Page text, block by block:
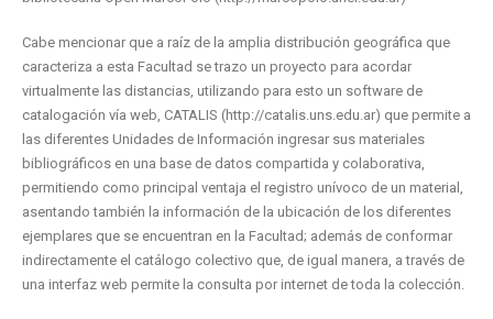
Cabe mencionar que a raíz de la amplia distribución geográfica que
caracteriza a esta Facultad se trazo un proyecto para acordar
virtualmente las distancias, utilizando para esto un software de
catalogación vía web, CATALIS (http://catalis.uns.edu.ar) que permite a
las diferentes Unidades de Información ingresar sus materiales
bibliográficos en una base de datos compartida y colaborativa,
permitiendo como principal ventaja el registro unívoco de un material,
asentando también la información de la ubicación de los diferentes
ejemplares que se encuentran en la Facultad; además de conformar
indirectamente el catálogo colectivo que, de igual manera, a través de
una interfaz web permite la consulta por internet de toda la colección.